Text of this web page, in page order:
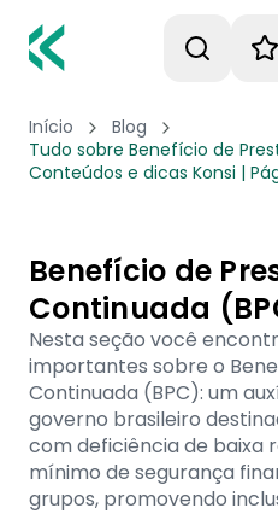
Início
Blog
Tudo sobre Benefício de
Conteúdos e dicas Konsi |
Benefício de
Continuada
Nesta seção você
importantes sobre o
Continuada (BPC): um
governo brasileiro
com deficiência de baixa
mínimo de segurança
grupos, promovendo